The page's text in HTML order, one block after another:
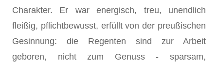
Charakter. Er war energisch, treu, unendlich
fleißig, pflichtbewusst, erfüllt von der preußischen
Gesinnung: die Regenten sind zur Arbeit
geboren, nicht zum Genuss - sparsam,